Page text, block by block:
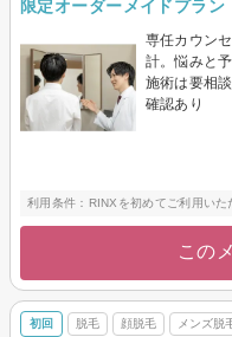
限定オーダーメイドプラン
専任カウン
計。悩みと
施術は要相
確認あり
利用条件：RINXを初めてご利用いた
この
初回 脱毛 顔脱毛 メンズ脱